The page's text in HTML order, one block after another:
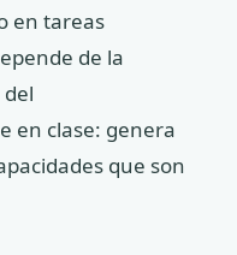
en tareas
de la
en clase: genera
que son